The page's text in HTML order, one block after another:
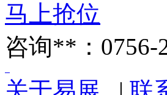
马上抢位
咨询**：0756-